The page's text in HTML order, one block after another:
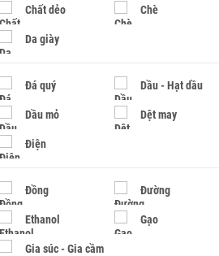
Chất dẻo Chè
Da giày
Đá quý Dầu - Hạt dầu
Dầu mỏ Dệt may
Điện
Đồng Đường
Ethanol Gạo
Gia súc - Gia cầm